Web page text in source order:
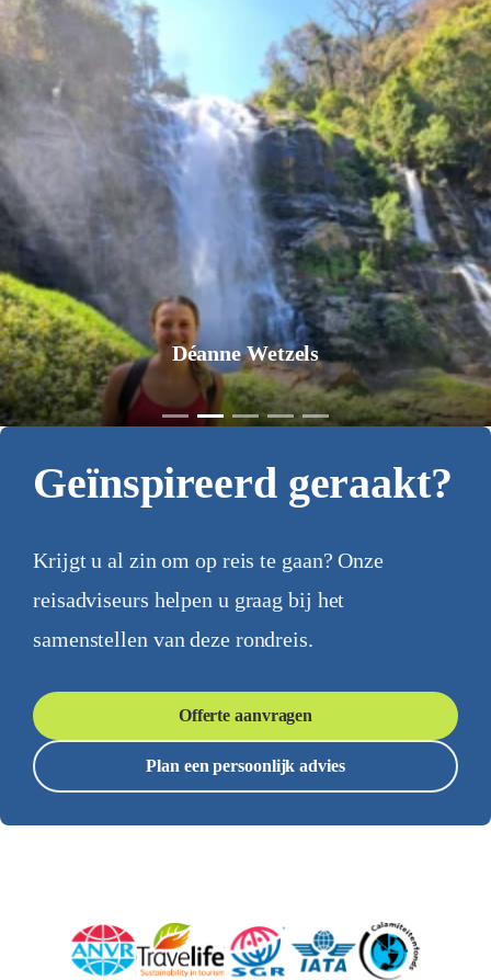
Jurgen Pol
Geïnspireerd geraakt?
Krijgt u al zin om op reis te gaan? Onze
reisadviseurs helpen u graag bij het
samenstellen van deze rondreis.
Offerte aanvragen
Plan een persoonlijk advies